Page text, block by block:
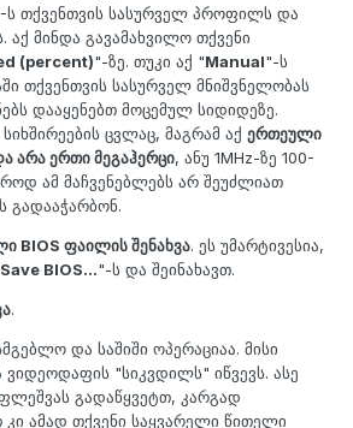
ს თქვენთვის სასურველ პროფილს და
აქ მინდა გავამახვილო თქვენი
(percent)"-ზე. თუკი აქ "Manual"-ს
თქვენთვის სასურველ მნიშვნელობას
დააყენებთ მოცემულ სიდიდეზე.
ცვლაც, მაგრამ აქ ერთეული
არა ერთი მეგაჰერცი, ანუ 1MHz-ზე 100-
ამ მაჩვენებლებს არ შეუძლიათ
გადააჭარბონ.
BIOS ფაილის შენახვა. ეს უმარტივესია,
Save BIOS..."-ს და შეინახავთ.
.
და საშიში ოპერაციაა. მისი
"სიკვდილს" იწვევს. ასე
გადაწყვეტთ, კარგად
ამად თქვენი საყვარელი წითელი